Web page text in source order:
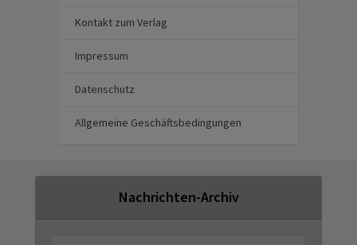
Kontakt zum Verlag
Impressum
Datenschutz
Allgemeine Geschäftsbedingungen
Nachrichten-Archiv